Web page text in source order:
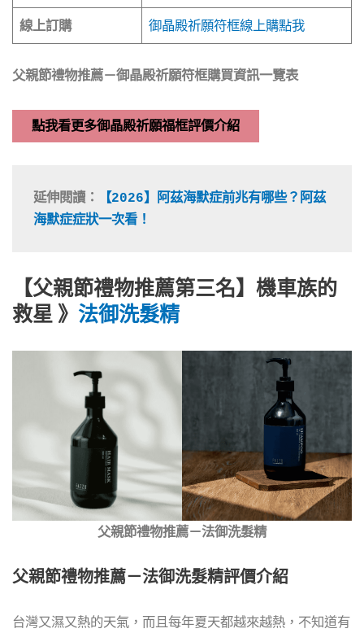
線上訂購 御晶殿祈願符框線上購點我
父親節禮物推薦－御晶殿祈願符框購買資訊一覽表
點我看更多御晶殿祈願福框評價介紹
延伸閱讀：
【2026】阿茲海默症前兆有哪些？阿茲
海默症症狀一次看！
【父親節禮物推薦第三名】機車族的
救星 》 法御洗髮精
父親節禮物推薦－法御洗髮精
父親節禮物推薦－法御洗髮精評價介紹
台灣又濕又熱的天氣，而且每年夏天都越來越熱，不知道有